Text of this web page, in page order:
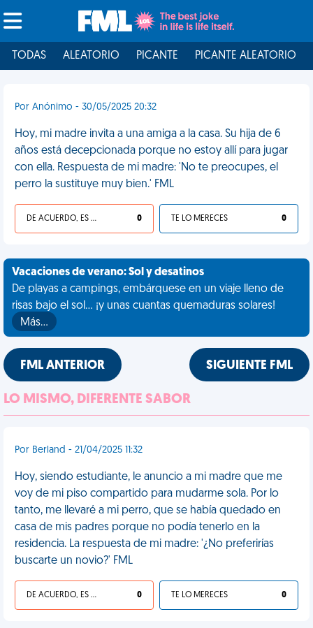
TODAS ALEATORIO PICANTE PICANTE ALEATORIO
Por Anónimo - 30/05/2025 20:32
Hoy, mi madre invita a una amiga a la casa. Su hija de 6
años está decepcionada porque no estoy allí para jugar
con ella. Respuesta de mi madre: 'No te preocupes, el
perro la sustituye muy bien.' FML
DE ACUERDO, ES UNA VIDA HP 0 TE LO MERECES 0
Vacaciones de verano: Sol y desatinos
De playas a campings, embárquese en un viaje lleno de
risas bajo el sol... ¡y unas cuantas quemaduras solares!
Más…
FML ANTERIOR SIGUIENTE FML
LO MISMO, DIFERENTE SABOR
Por Berland - 21/04/2025 11:32
Hoy, siendo estudiante, le anuncio a mi madre que me
voy de mi piso compartido para mudarme sola. Por lo
tanto, me llevaré a mi perro, que se había quedado en
casa de mis padres porque no podía tenerlo en la
residencia. La respuesta de mi madre: '¿No preferirías
buscarte un novio?' FML
DE ACUERDO, ES UNA VIDA HP 0 TE LO MERECES 0